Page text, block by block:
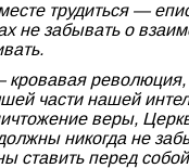
трудиться —
не забывать о
революция,
части нашей
веры,
никогда не
перед собой